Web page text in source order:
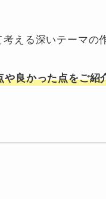
える深いテーマの
良かった点をご紹